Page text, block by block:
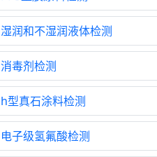
湿润和不湿润液体检测
消毒剂检测
h型真石涂料检测
电子级氢氟酸检测